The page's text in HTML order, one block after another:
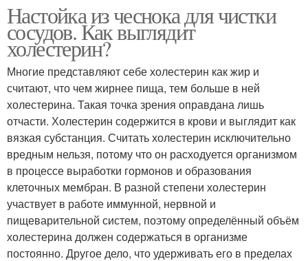
Спиртовые настойки Настойка для чистки
Настойка из чеснока для чистки
сосудов. Как выглядит
холестерин?
Многие представляют себе холестерин как жир и
считают, что чем жирнее пища, тем больше в ней
холестерина. Такая точка зрения оправдана лишь
отчасти. Холестерин содержится в крови и выглядит как
вязкая субстанция. Считать холестерин исключительно
вредным нельзя, потому что он расходуется организмом
в процессе выработки гормонов и образования
клеточных мембран. В разной степени холестерин
участвует в работе иммунной, нервной и
пищеварительной систем, поэтому определённый объём
холестерина должен содержаться в организме
постоянно. Другое дело, что удерживать его в пределах